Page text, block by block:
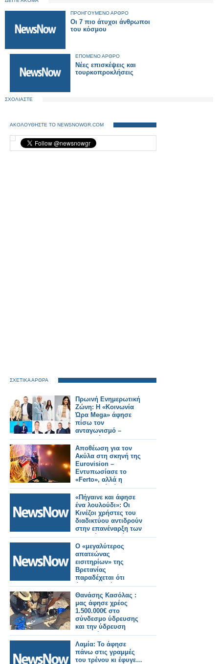
ΠΡΟΗΓΟΥΜΕΝΟ ΑΡΘΡΟ
Oι 7 πιο άτυχοι άνθρωποι
του κόσμου
ΕΠΟΜΕΝΟ ΑΡΘΡΟ
Νέες επισκέψεις και
τουρκοπροκλήσεις
ΣΧΟΛΙΑΣΤΕ
ΑΚΟΛΟΥΘΗΣΤΕ ΤΟ NEWSNOWGR.COM
ΣΧΕΤΙΚΑ ΑΡΘΡΑ
Πρωινή Ενημερωτική
Ζώνη: Η «Κοινωνία
Ώρα Mega» άφησε
πίσω τον
ανταγωνισμό –
Κατρακύλα για
«Καλημέρα Ελλάδα»
και «Νωρίς – Νωρίς»
Αποθέωση για τον
Ακύλα στη σκηνή της
Eurovision –
Εντυπωσίασε το
«Ferto», αλλά η
σκηνοθεσία άφησε
ερωτήματα - Δείτε την
εμφάνιση σε Video
«Πήγαινε και άφησε
ένα λουλούδι»: Οι
Κινέζοι χρήστες του
διαδικτύου αντιδρούν
στην επανέναρξη των
ταξιδιών στη Βόρεια
Κορέα
Ο «μεγαλύτερος
απατεώνας
εισιτηρίων» της
Βρετανίας
παραδέχεται ότι
άφησε απλήρωτα
ταξίδια με τρένο
ύψους 18.000 λίρες
Θανάσης Κασόλας :
μας άφησε χρέος
1.500.000€ στο
σύνδεσμο ύδρευσης
και την ύδρευση
διαλυμένη και μας
κουνάει το δάχτυλο
Λαμία: Το άφησε
πάνω στις γραμμές
του τρένου κι έφυγε…